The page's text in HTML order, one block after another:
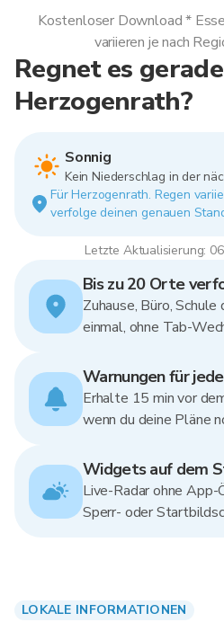
Regnet es
Herzogenrath?
Sonnig
Kein Niederschlag in der
Für Herzogenrath. Regen
verfolge deinen genauen
Letzte Aktualisierung:
Kostenloser Download *
variieren je nach
Bis zu 20 Orte
Zuhause, Büro,
einmal, ohne Tab-
Warnungen für
Erhalte 15 min vor
wenn du deine Pläne
Widgets auf dem
Live-Radar ohne App-
Sperr- oder
LOKALE INFORMATIONEN